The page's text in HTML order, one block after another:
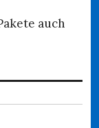
auch